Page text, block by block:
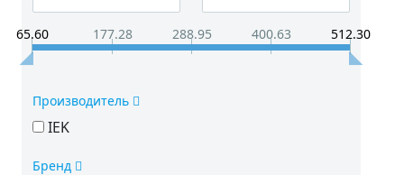
65.60 177.28 288.95 400.63 512.30
Производитель
IEK
Бренд